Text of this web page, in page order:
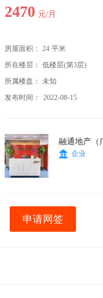
2470 元/月
房屋面积： 24 平米
所在楼层： 低楼层(第3层)
所属楼盘： 未知
发布时间： 2022-08-15
融通地产（
企业
申请网签